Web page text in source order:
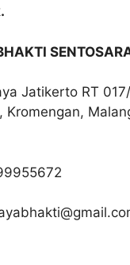
Jatikerto RT
Kromengan,